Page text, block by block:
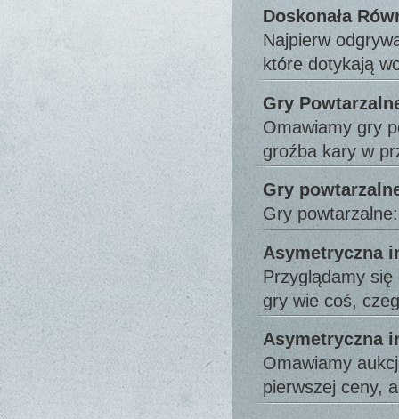
Doskonała
Najpierw
które dotykają
Gry
Omawiamy gry
groźba kary w
Gry
Gry
Asymetryczna
Przyglądamy
gry wie coś,
Asymetryczna
Omawiamy
pierwszej ceny,